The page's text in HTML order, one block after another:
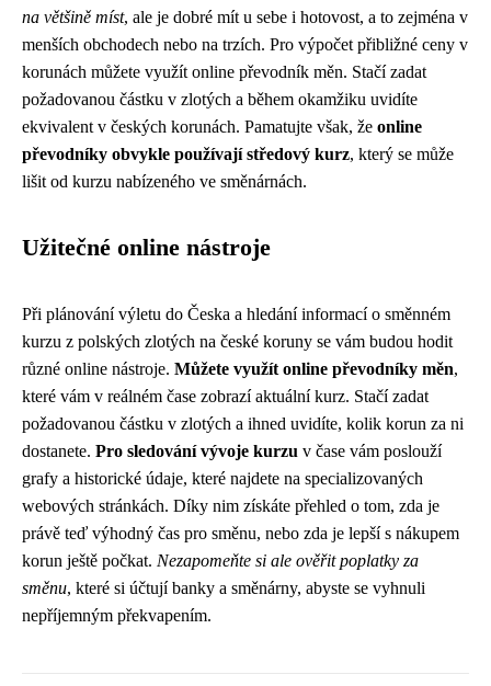
na většině míst, ale je dobré mít u sebe i hotovost, a to zejména v
menších obchodech nebo na trzích. Pro výpočet přibližné ceny v
korunách můžete využít online převodník měn. Stačí zadat
požadovanou částku v zlotých a během okamžiku uvidíte
ekvivalent v českých korunách. Pamatujte však, že online
převodníky obvykle používají středový kurz, který se může
lišit od kurzu nabízeného ve směnárnách.
Užitečné online nástroje
Při plánování výletu do Česka a hledání informací o směnném
kurzu z polských zlotých na české koruny se vám budou hodit
různé online nástroje. Můžete využít online převodníky měn,
které vám v reálném čase zobrazí aktuální kurz. Stačí zadat
požadovanou částku v zlotých a ihned uvidíte, kolik korun za ni
dostanete. Pro sledování vývoje kurzu v čase vám poslouží
grafy a historické údaje, které najdete na specializovaných
webových stránkách. Díky nim získáte přehled o tom, zda je
právě teď výhodný čas pro směnu, nebo zda je lepší s nákupem
korun ještě počkat. Nezapomeňte si ale ověřit poplatky za
směnu, které si účtují banky a směnárny, abyste se vyhnuli
nepříjemným překvapením.